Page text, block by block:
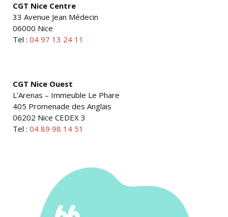
CGT Nice Centre
33 Avenue Jean Médecin
06000 Nice
Tel : 04 97 13 24 11
CGT Nice Ouest
L’Arenas – Immeuble Le Phare
405 Promenade des Anglais
06202 Nice CEDEX 3
Tel : 04 89 98 14 51